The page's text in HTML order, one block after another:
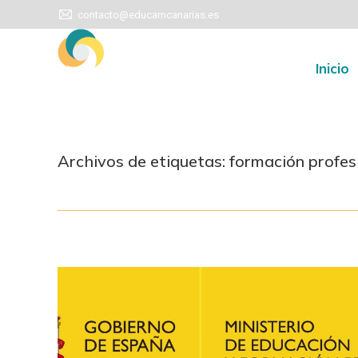
contacto@educamcanarias.es
Inicio
Archivos de etiquetas: formación
contacto@educamcanarias.es